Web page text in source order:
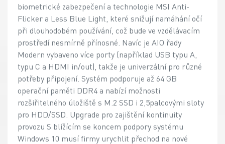
biometrické zabezpečení a technologie MSI Anti-
Flicker a Less Blue Light, které snižují namáhání očí
při dlouhodobém používání, což bude ve vzdělávacím
prostředí nesmírně přínosné. Navíc je AIO řady
Modern vybaveno více porty (například USB typu A,
typu C a HDMI in/out), takže je univerzální pro různé
potřeby připojení. Systém podporuje až 64 GB
operační paměti DDR4 a nabízí možnosti
rozšiřitelného úložiště s M.2 SSD i 2,5palcovými sloty
pro HDD/SSD. Upgrade pro zajištění kontinuity
provozu S blížícím se koncem podpory systému
Windows 10 musí firmy urychlit přechod na nové